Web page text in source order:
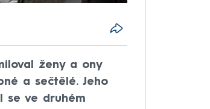
ženy a ony
a sečtělé. Jeho
se ve druhém